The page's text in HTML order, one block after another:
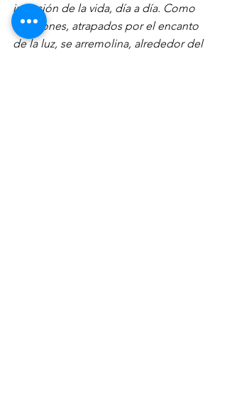
inversión de la vida, día a día. Como
cigarrones, atrapados por el encanto
de la luz, se arremolina, alrededor del